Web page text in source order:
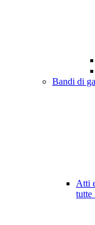
Bandi di
Atti
tutte